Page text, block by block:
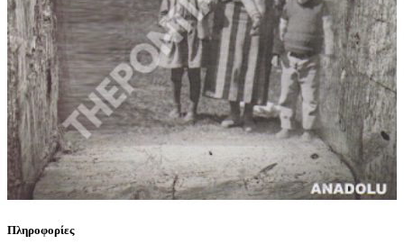
Πληροφορίες